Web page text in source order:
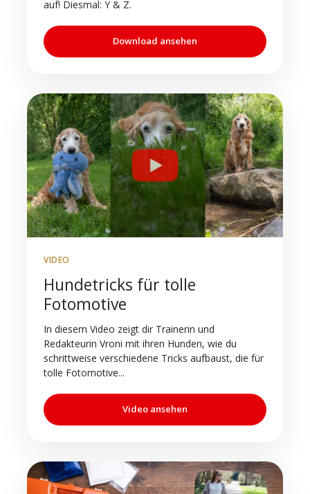
auf! Diesmal: Y & Z.
Download ansehen
VIDEO
Hundetricks für tolle
Fotomotive
In diesem Video zeigt dir Trainerin und
Redakteurin Vroni mit ihren Hunden, wie du
schrittweise verschiedene Tricks aufbaust, die für
tolle Fotomotive...
Video ansehen